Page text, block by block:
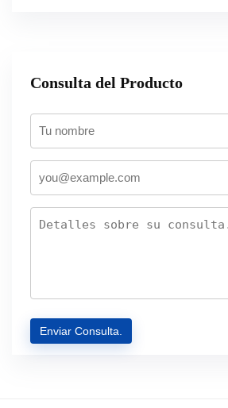
Consulta del Producto